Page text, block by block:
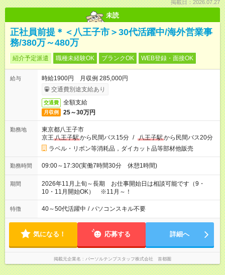
掲載日：2026.07.27
未読
正社員前提＊＜八王子市＞30代活躍中/海外営業事
務/380万～480万
紹介予定派遣 職種未経験OK ブランクOK WEB登録・面接OK
給与
時給1900円 月収例 285,000円
交通費別途支給あり
交通費 全額支給
月収例 25～30万円
勤務地
東京都八王子市
京王 八王子駅から民間バス15分 / 八王子駅から民間バス20分
ラベル・リボン等消耗品，ダイカット品等部材他販売
勤務時間 09:00～17:30(実働7時間30分 休憩1時間)
期間
2026年11月上旬～長期 お仕事開始日は相談可能です（9・
10・11月開始OK） ※11月～！
特徴 40～50代活躍中 / パソコンスキル不要
気になる！ 応募する 詳細へ
掲載元企業名 パーソルテンプスタッフ株式会社 首都圏